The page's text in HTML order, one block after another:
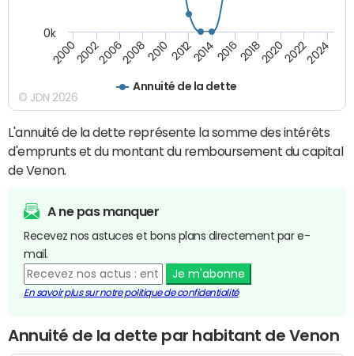
Annuité de la dette
20002002200620082010 2012201420162018202020222024
0k
© JDN 2026
L'annuité de la dette représente la somme des intérêts
d'emprunts et du montant du remboursement du capital
de Venon.
A ne pas manquer
Recevez nos astuces et bons plans directement par e-
mail.
Je m'abonne
En savoir plus sur notre politique de confidentialité
Annuité de la dette par habitant de Venon